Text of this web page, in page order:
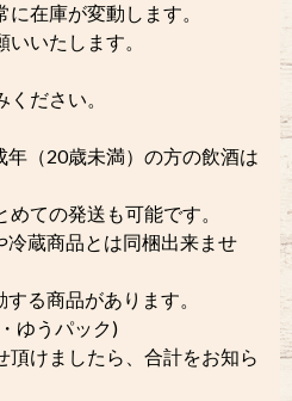
在庫が変動します。
いたします。
ださい。
（20歳未満）の方の飲酒は
ての発送も可能です。
蔵商品とは同梱出来ませ
る商品があります。
ゆうパック)
けましたら、合計をお知ら